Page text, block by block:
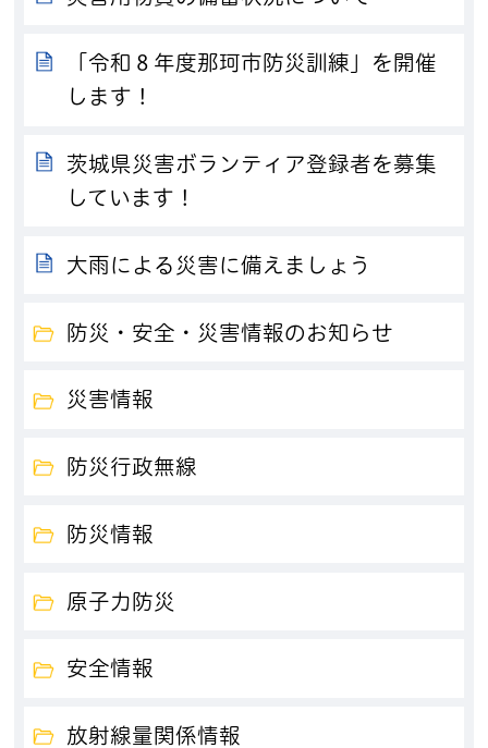
「令和８年度那珂市防災訓練」を開催
します！
茨城県災害ボランティア登録者を募集
しています！
大雨による災害に備えましょう
防災・安全・災害情報のお知らせ
災害情報
防災行政無線
防災情報
原子力防災
安全情報
放射線量関係情報